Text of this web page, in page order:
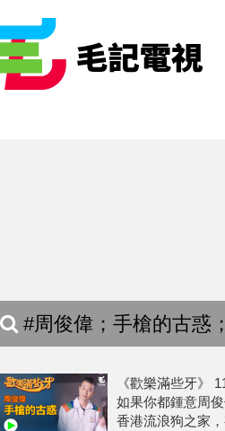
#周俊偉；手槍的古惑
《歡樂滿些牙》
如果你都鍾意周
香港流浪狗之家